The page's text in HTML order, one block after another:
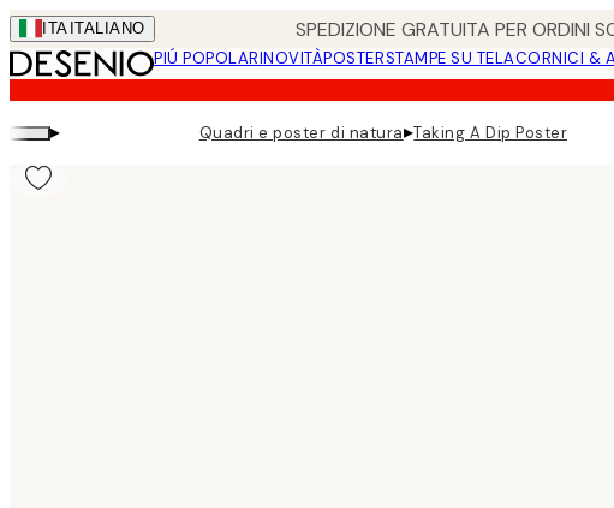
Skip
to
main
content.
ITA ITALIANO SPEDIZIONE GRATUITA PER ORDINI
PIÚ POPOLARINOVITÀPOSTERSTAMPE SU TELACORNICI &
▸ Quadri e poster di natura▸Taking A Dip Poster